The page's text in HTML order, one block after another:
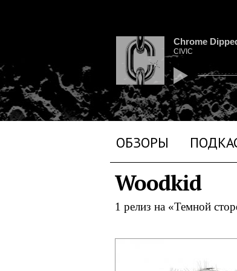
ОБЗОРЫ
Chrome
CIVIC
Woodkid
1 релиз на «Темной